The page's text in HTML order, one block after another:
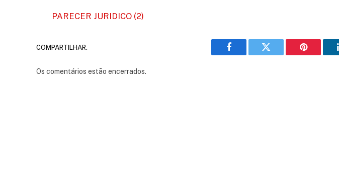
PARECER JURIDICO (2)
COMPARTILHAR.
Facebook Twitter Pinterest
Os comentários estão encerrados.